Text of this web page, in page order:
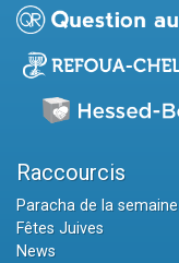
Raccourcis
Paracha de la semaine
Fêtes Juives
News